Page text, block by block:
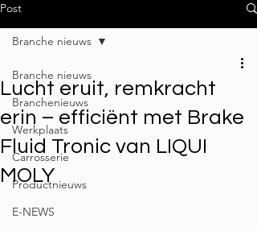
Post
Branche nieuws
Branchenieuws
Werkplaats
Carrosserie
Productnieuws
E-NEWS
Branche nieuws
Lucht eruit, remkracht
erin – efficiënt met Brake
Fluid Tronic van LIQUI
MOLY